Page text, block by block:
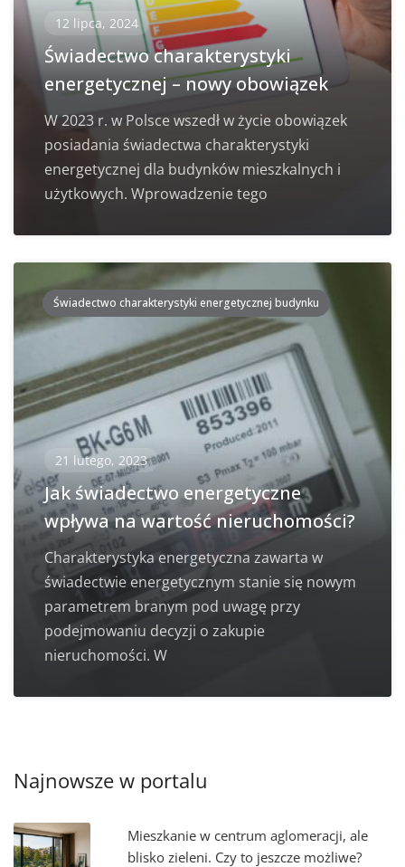
12 lipca, 2024
Świadectwo charakterystyki
energetycznej – nowy obowiązek
W 2023 r. w Polsce wszedł w życie obowiązek
posiadania świadectwa charakterystyki
energetycznej dla budynków mieszkalnych i
użytkowych. Wprowadzenie tego
Świadectwo charakterystyki energetycznej budynku
21 lutego, 2023
Jak świadectwo energetyczne
wpływa na wartość nieruchomości?
Charakterystyka energetyczna zawarta w
świadectwie energetycznym stanie się nowym
parametrem branym pod uwagę przy
podejmowaniu decyzji o zakupie
nieruchomości. W
Najnowsze w portalu
Mieszkanie w centrum aglomeracji, ale
blisko zieleni. Czy to jeszcze możliwe?